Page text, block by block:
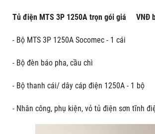
Tủ điện MTS 3P 1250A trọn gói giá VNĐ
- Bộ MTS 3P 1250A Socomec - 1 cái
- Bộ đèn báo pha, cầu chì
- Bộ thanh cái/ dây cáp điện 1250A - 1 bộ
- Nhân công, phụ kiện, vỏ tủ điện sơn tĩnh